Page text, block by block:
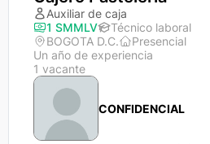
Auxiliar de caja
1 SMMLV
Técnico laboral
BOGOTA D.C.
Presencial
Un año de experiencia
1 vacante
CONFIDENCIAL